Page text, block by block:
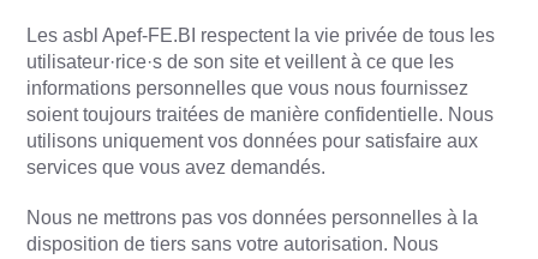
Les asbl Apef-FE.BI respectent la vie privée de tous les
utilisateur·rice·s de son site et veillent à ce que les
informations personnelles que vous nous fournissez
soient toujours traitées de manière confidentielle. Nous
utilisons uniquement vos données pour satisfaire aux
services que vous avez demandés.
Nous ne mettrons pas vos données personnelles à la
disposition de tiers sans votre autorisation. Nous